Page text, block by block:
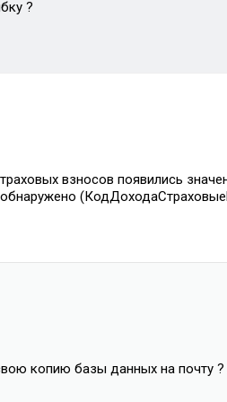
?
взносов появились
копию базы данных на почту